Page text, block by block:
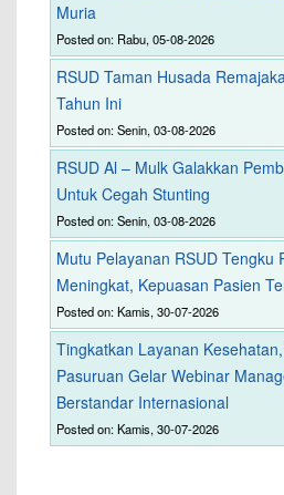
Muria
Posted on: Rabu, 05-08-2026
RSUD Taman Husada
Tahun Ini
Posted on: Senin, 03-08-2026
RSUD Al – Mulk Galakkan
Untuk Cegah Stunting
Posted on: Senin, 03-08-2026
Mutu Pelayanan RSUD Tengku
Meningkat, Kepuasan Pasien
Posted on: Kamis, 30-07-2026
Tingkatkan Layanan
Pasuruan Gelar Webinar
Berstandar Internasional
Posted on: Kamis, 30-07-2026